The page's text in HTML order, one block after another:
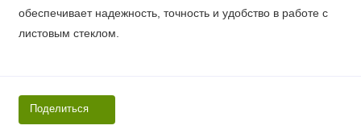
обеспечивает надежность, точность и удобство в работе с
листовым стеклом.
Поделиться